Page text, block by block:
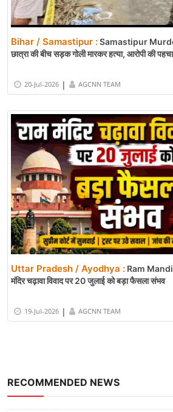
RECOMMENDED NEWS
Bihar / Samastipur :Samastipur
छात्रा की बीच सड़क गोली मारकर हत्या, आरोपी की
20-Jul-2026 | AGCNN TEAM
Uttar Pradesh / Ayodhya : Ram
मंदिर चढ़ावा विवाद पर 20 जुलाई को बड़ा फैसला संभव
19-Jul-2026 | AGCNN TEAM